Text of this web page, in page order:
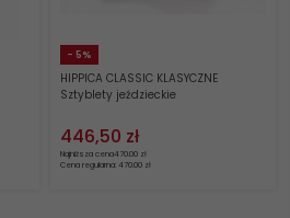
- 5%
HIPPICA CLASSIC KLASYCZNE
Sztyblety jeździeckie
446,50 zł
Najniższa cena470.00 zł
Cena regularna: 470.00 zł